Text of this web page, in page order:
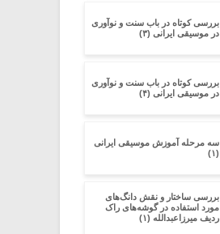
بررسی کوتاه در باب سنت و نوآوری
در موسیقی ایرانی (۳)
بررسی کوتاه در باب سنت و نوآوری
در موسیقی ایرانی (۴)
سه مرحله آموزش موسیقی ایرانی
(۱)
بررسی ساختار و نقش دانگ‌های
مورد استفاده در گوشه‌های راک
ردیف میرزاعبدالله (۱)